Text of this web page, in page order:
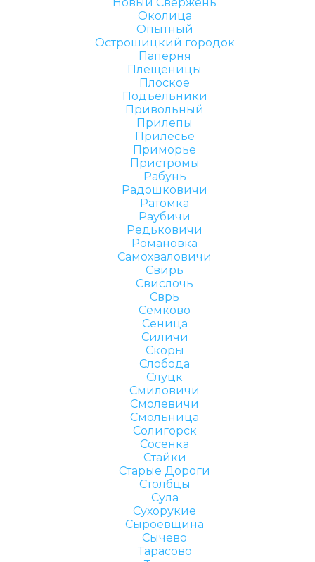
Околица
Опытный
Острошицкий городок
Паперня
Плещеницы
Плоское
Подъельники
Привольный
Прилепы
Прилесье
Приморье
Пристромы
Рабунь
Радошковичи
Ратомка
Раубичи
Редьковичи
Романовка
Самохваловичи
Свирь
Свислочь
Сврь
Сёмково
Сеница
Силичи
Скоры
Слобода
Слуцк
Смиловичи
Смолевичи
Смольница
Солигорск
Сосенка
Стайки
Старые Дороги
Столбцы
Сула
Сухорукие
Сыроевщина
Сычево
Тарасово